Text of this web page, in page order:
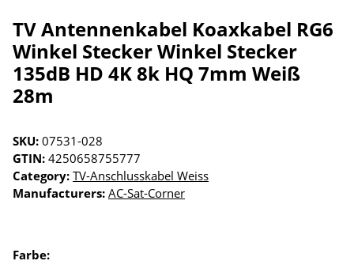
TV Antennenkabel Koaxkabel RG6
Winkel Stecker Winkel Stecker
135dB HD 4K 8k HQ 7mm Weiß
28m
SKU: 07531-028
GTIN: 4250658755777
Category: TV-Anschlusskabel Weiss
Manufacturers: AC-Sat-Corner
Farbe: